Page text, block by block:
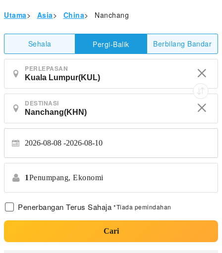
Utama> Asia> China> Nanchang
Sehala Pergi-Balik Berbilang Bandar
PERLEPASAN
DESTINASI
2026-08-08 2026-08-10
1Penumpang, Ekonomi
Penerbangan Terus Sahaja *Tiada pemindahan
Cari